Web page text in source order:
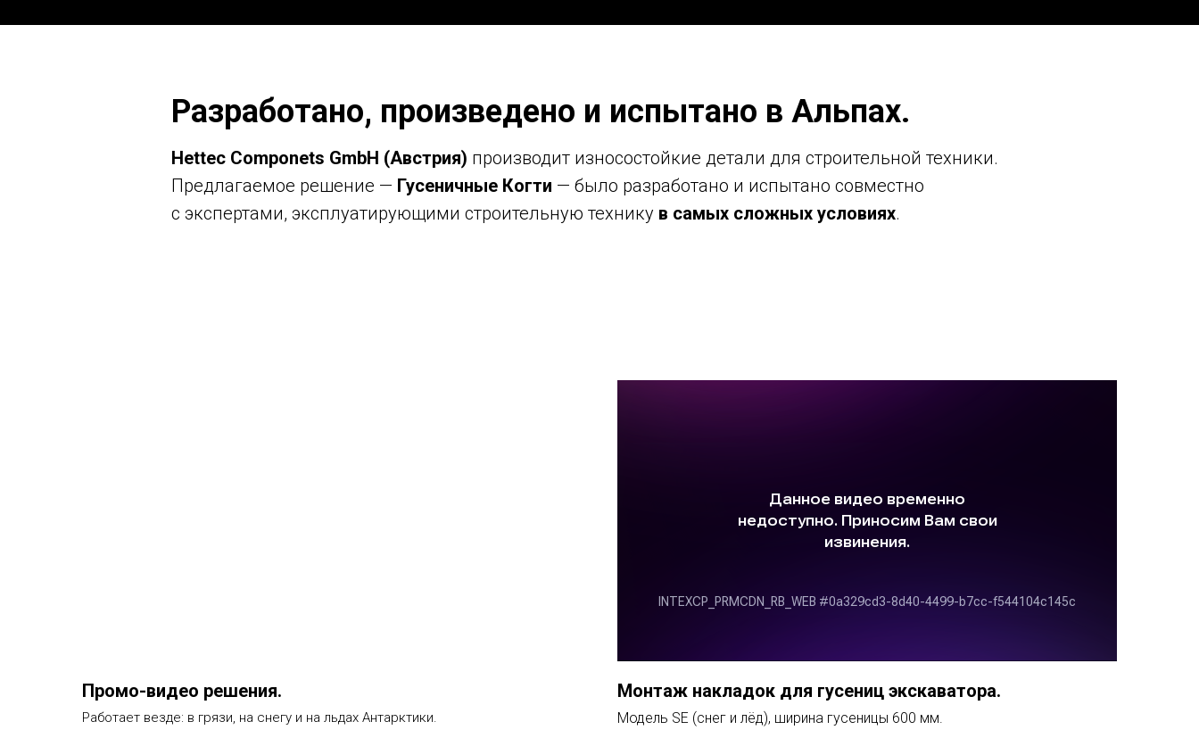
Разработано, произведено и испытано в Альпах.
Hettec Componets GmbH (Австрия) производит износостойкие детали для строительной техники.
Предлагаемое решение — Гусеничные Когти — было разработано и испытано совместно
с экспертами, эксплуатирующими строительную технику в самых сложных условиях.
Промо-видео решения.
Работает везде: в грязи, на снегу и на льдах Антарктики.
Монтаж накладок для гусениц экскаватора.
Модель SE (снег и лёд), ширина гусеницы 600 мм.